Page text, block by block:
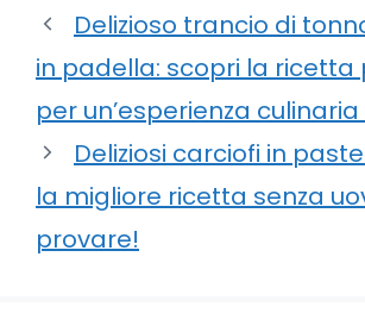
Delizioso trancio di
in padella: scopri la
per un’esperienza
Deliziosi carciofi in
la migliore ricetta senza
provare!